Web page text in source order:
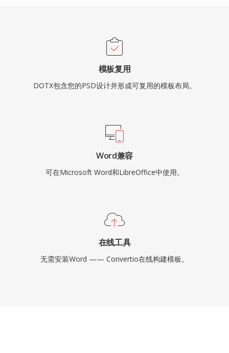
模板复用
DOTX包含您的PSD设计并形成可复用的模板布局。
Word兼容
可在Microsoft Word和LibreOffice中使用。
在线工具
无需安装Word —— Convertio在线构建模板。